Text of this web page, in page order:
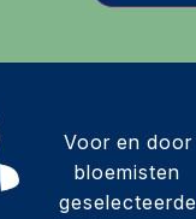
Voor en door
bloemisten
geselecteerde